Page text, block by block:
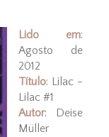
Lido em:
Agosto de
2012
Título: Lilac -
Lilac #1
Autor: Deise
Müller